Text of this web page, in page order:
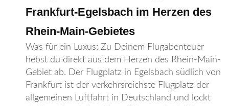
Frankfurt-Egelsbach im Herzen des
Rhein-Main-Gebietes
Was für ein Luxus: Zu Deinem Flugabenteuer
hebst du direkt aus dem Herzen des Rhein-Main-
Gebiet ab. Der Flugplatz in Egelsbach südlich von
Frankfurt ist der verkehrsreichste Flugplatz der
allgemeinen Luftfahrt in Deutschland und lockt